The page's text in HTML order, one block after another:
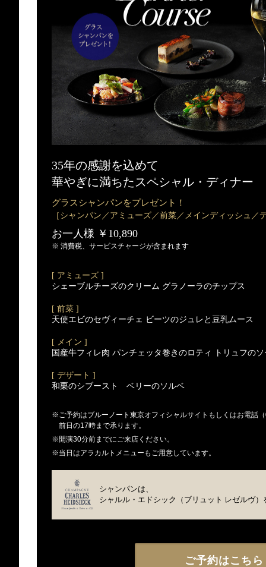
35年の感謝を込めて
華やぎに満ちたスペシャル・ディナー
グラスシャンパンをプレゼント！
［シャンパン／アミューズ／前菜／メインディッシュ／
お一人様 ￥10,890
※ 消費税、サービスチャージが含まれます
[ アミューズ ]
シェーブルチーズのクリーム グラノーラのチップス
[ 前菜 ]
天使エビのセヴィーチェ ビーツのジュレと豆乳ムース
[ メイン ]
国産牛フィレ肉 パンチェッタ巻きのロティ トリュフのソ
[ デザート ]
和栗のシブースト ベリーのソルベ
※ご予約はブルーノート東京オフィシャルサイトもしくはお電話
前日の17時まで承ります。
※開演30分前までにご来店ください。
※当日はアラカルトメニューもご用意しています。
シャンパンは、
シャルル・エドシック（ブリュット レゼルヴ
ご予約はこちら